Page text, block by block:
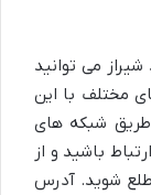
می توانید
مختلف با این
طریق شبکه های
باشید و از
شوید. آدرس